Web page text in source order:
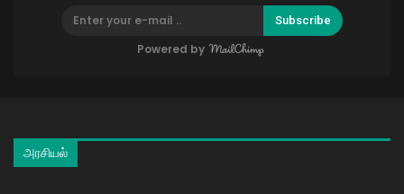
Subscribe
Powered by
அரசியல்